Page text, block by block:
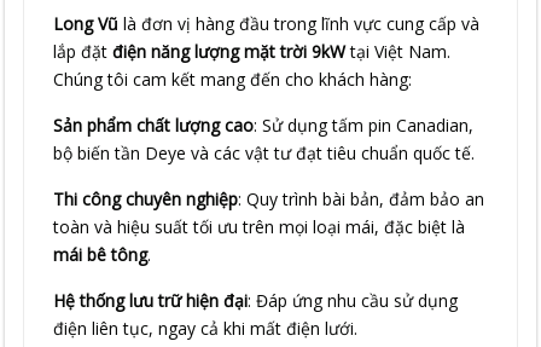
Long Vũ là đơn vị hàng đầu trong lĩnh vực cung cấp và
lắp đặtđiện năng lượng mặt trời 9kWtại Việt Nam.
Chúng tôi cam kết mang đến cho khách hàng:
Sản phẩm chất lượng cao: Sử dụng tấm pin Canadian,
bộ biến tần Deye và các vật tư đạt tiêu chuẩn quốc tế.
Thi công chuyên nghiệp: Quy trình bài bản, đảm bảo an
toàn và hiệu suất tối ưu trên mọi loại mái, đặc biệt là
mái bê tông.
Hệ thống lưu trữ hiện đại: Đáp ứng nhu cầu sử dụng
điện liên tục, ngay cả khi mất điện lưới.